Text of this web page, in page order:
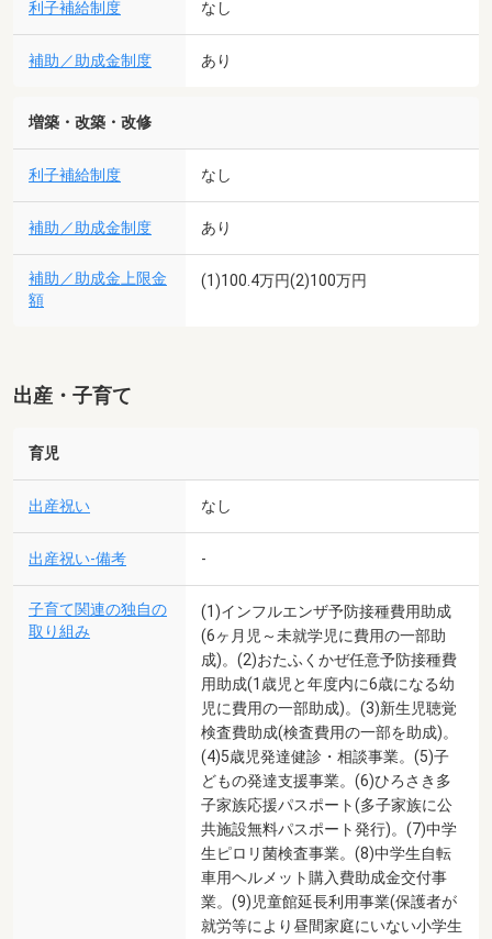
利子補給制度 なし
補助／助成金制度 あり
増築・改築・改修
利子補給制度 なし
補助／助成金制度 あり
補助／助成金上限金
額
(1)100.4万円(2)100万円
出産・子育て
育児
出産祝い なし
出産祝い-備考 -
子育て関連の独自の
取り組み
(1)インフルエンザ予防接種費用助成
(6ヶ月児～未就学児に費用の一部助
成)。(2)おたふくかぜ任意予防接種費
用助成(1歳児と年度内に6歳になる幼
児に費用の一部助成)。(3)新生児聴覚
検査費助成(検査費用の一部を助成)。
(4)5歳児発達健診・相談事業。(5)子
どもの発達支援事業。(6)ひろさき多
子家族応援パスポート(多子家族に公
共施設無料パスポート発行)。(7)中学
生ピロリ菌検査事業。(8)中学生自転
車用ヘルメット購入費助成金交付事
業。(9)児童館延長利用事業(保護者が
就労等により昼間家庭にいない小学生